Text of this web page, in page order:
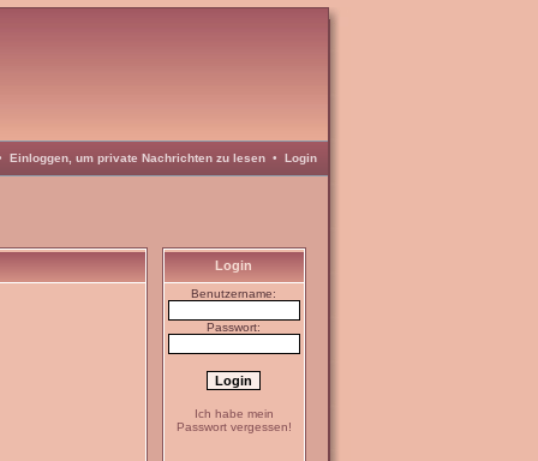
Einloggen, um private Nachrichten zu lesen• Login
Login
Benutzername:
Passwort:
Ich habe mein
Passwort vergessen!